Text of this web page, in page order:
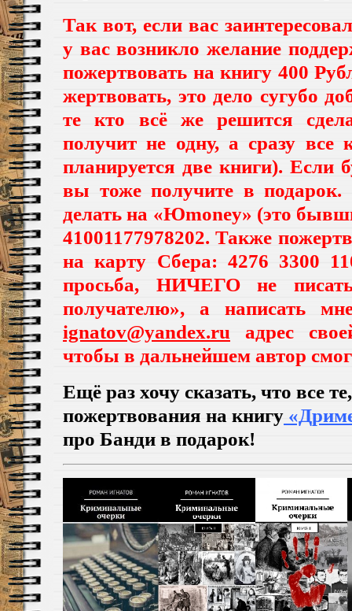
Так вот, если вас
у вас возникло желание
пожертвовать на книгу 400
жертвовать, это дело сугубо
те кто всё же решится
получит не одну, а сразу все
планируется две книги). Если
вы тоже получите в
делать на «Юmoney» (это
41001177978202. Также
на карту Сбера: 4276 3300
просьба, НИЧЕГО не
получателю», а написать
ignatov@yandex.ru адрес
чтобы в дальнейшем автор смог
Ещё раз хочу сказать, что все
пожертвования на книгу
про Банди в подарок!